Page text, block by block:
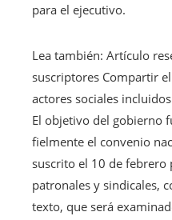
para el ejecutivo.
Lea también: Artículo
suscriptores Compartir
actores sociales
El objetivo del gobierno
fielmente el convenio
suscrito el 10 de febrero
patronales y sindicales,
texto, que será